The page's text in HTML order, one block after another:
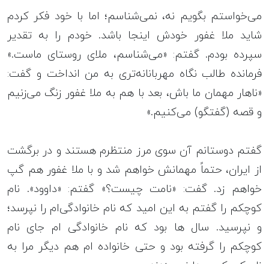
می‌خواستم بگویم نه، نمی‌شناسم؛ اما با خود فکر کردم
شاید ملا غفور خودش اینجا باشد. خودم را به تقدیر
سپرده بودم. گفتم: «می‌شناسم، ملای روستای ماست.»
فرمانده‌ طالب نگاه مهربانانه‌تری به من انداخت و گفت:
«ناهار مهمان ما باش، بعد با هم به ملا غفور زنگ می‌زنیم
و قصه (گفتگو) می‌کنیم.»
گفتم دوستانم آن سوی مرز منتظرم هستند و در برگشت
از ایران، حتماً مهمانش خواهم شد و با ملا غفور هم گپ
خواهم زد. گفت: «نامت چیست؟» گفتم: «داوود». نام
کوچکم را گفتم به این امید که نام خانوادگی‌ام را نپرسد؛
و نپرسید. سال ها بود که نام خانوادگی ام جای نام
کوچکم را گرفته بود و حتی خانواده ام هم دیگر مرا به